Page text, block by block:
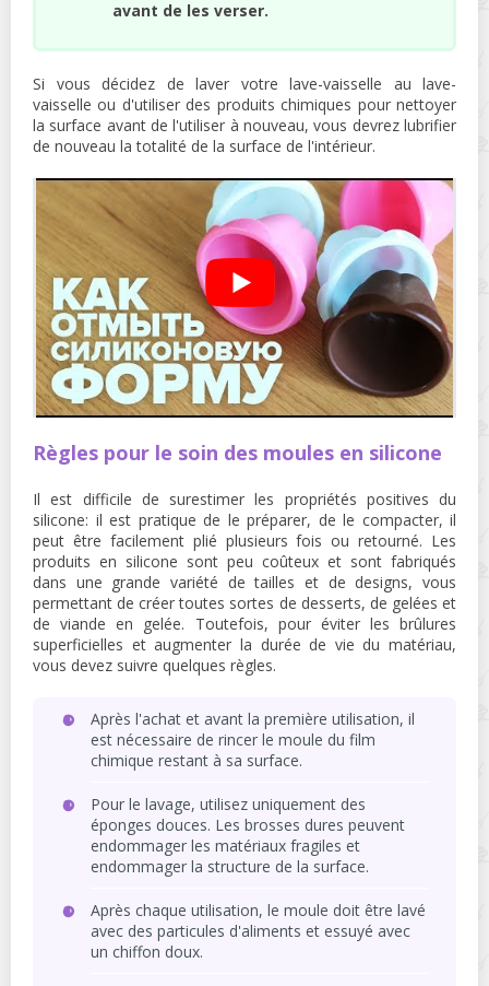
avant de les verser.
Si vous décidez de laver votre lave-vaisselle au lave-
vaisselle ou d'utiliser des produits chimiques pour nettoyer
la surface avant de l'utiliser à nouveau, vous devrez lubrifier
de nouveau la totalité de la surface de l'intérieur.
Règles pour le soin des moules en silicone
Il est difficile de surestimer les propriétés positives du
silicone: il est pratique de le préparer, de le compacter, il
peut être facilement plié plusieurs fois ou retourné. Les
produits en silicone sont peu coûteux et sont fabriqués
dans une grande variété de tailles et de designs, vous
permettant de créer toutes sortes de desserts, de gelées et
de viande en gelée. Toutefois, pour éviter les brûlures
superficielles et augmenter la durée de vie du matériau,
vous devez suivre quelques règles.
Après l'achat et avant la première utilisation, il
est nécessaire de rincer le moule du film
chimique restant à sa surface.
Pour le lavage, utilisez uniquement des
éponges douces. Les brosses dures peuvent
endommager les matériaux fragiles et
endommager la structure de la surface.
Après chaque utilisation, le moule doit être lavé
avec des particules d'aliments et essuyé avec
un chiffon doux.